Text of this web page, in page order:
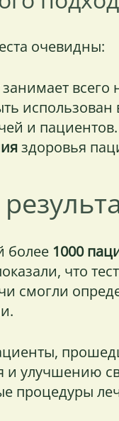
очевидны:
всего
использован
и пациентов.
здоровья
более 1000
что
смогли
и улучшению
процедуры